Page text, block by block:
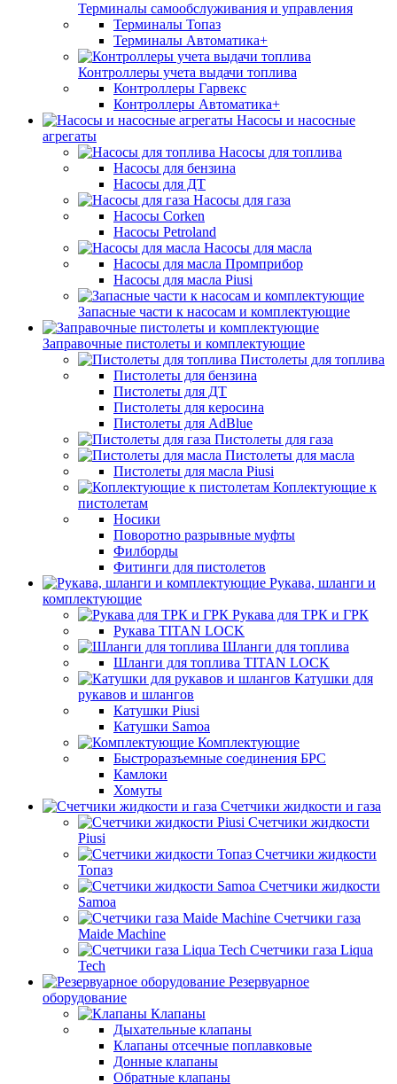
Терминалы самообслуживания и управления
Терминалы Топаз
Терминалы Автоматика+
Контроллеры учета выдачи топлива
Контроллеры Гарвекс
Контроллеры Автоматика+
Насосы и насосные
агрегаты
Насосы для топлива
Насосы для бензина
Насосы для ДТ
Насосы для газа
Насосы Corken
Насосы Petroland
Насосы для масла
Насосы для масла Промприбор
Насосы для масла Piusi
Запасные части к насосам и комплектующие
Заправочные пистолеты и комплектующие
Пистолеты для топлива
Пистолеты для бензина
Пистолеты для ДТ
Пистолеты для керосина
Пистолеты для AdBlue
Пистолеты для газа
Пистолеты для масла
Пистолеты для масла Piusi
Коплектующие к
пистолетам
Носики
Поворотно разрывные муфты
Филборды
Фитинги для пистолетов
Рукава, шланги и
комплектующие
Рукава для ТРК и ГРК
Рукава TITAN LOCK
Шланги для топлива
Шланги для топлива TITAN LOCK
Катушки для
рукавов и шлангов
Катушки Piusi
Катушки Samoa
Комплектующие
Быстроразъемные соединения БРС
Камлоки
Хомуты
Счетчики жидкости и газа
Счетчики жидкости
Piusi
Счетчики жидкости
Топаз
Счетчики жидкости
Samoa
Счетчики газа
Maide Machine
Счетчики газа Liqua
Tech
Резервуарное
оборудование
Клапаны
Дыхательные клапаны
Клапаны отсечные поплавковые
Донные клапаны
Обратные клапаны